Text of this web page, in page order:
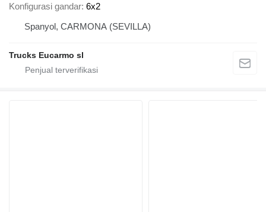
Konfigurasi gandar 6x2
Spanyol, CARMONA (SEVILLA)
Trucks Eucarmo sl